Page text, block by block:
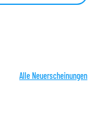
Alle Neuerscheinungen